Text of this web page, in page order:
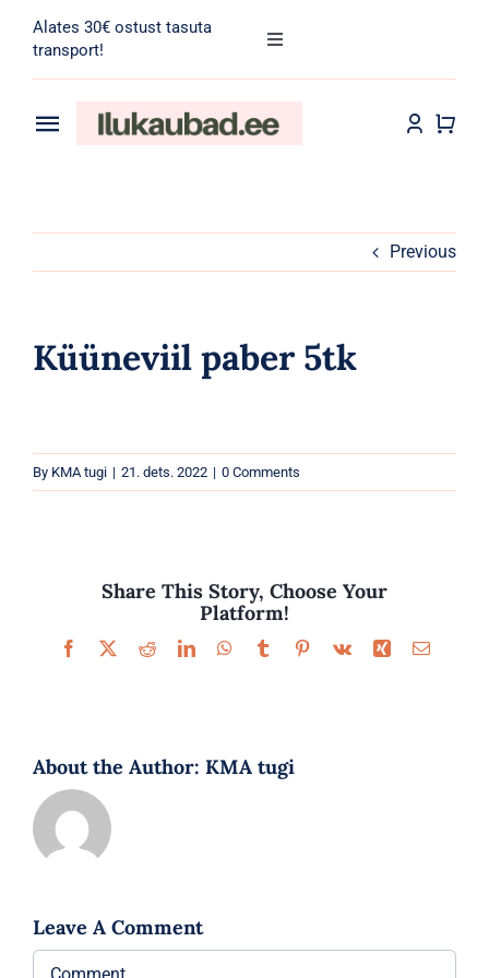
content
Alates 30€ ostust tasuta
transport!
Toggle
for:
Toggle
Meik
Parfüümid
Previous
Küüneviil paber 5tk
By KMA tugi | 21. dets. 2022 | 0 Comments
Share This Story, Choose Your
Platform!
Facebook
X RedditLinkedInWhatsApp
TumblrPinterest
Vk Xing Email
About the Author: KMA tugi
Leave A Comment
Comment